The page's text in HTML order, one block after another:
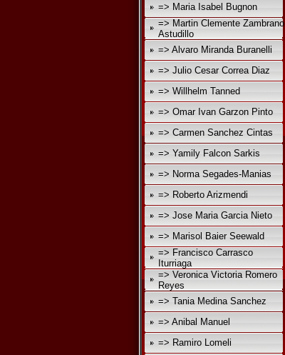
=> Maria Isabel Bugnon
=> Martin Clemente Zambrano
Astudillo
=> Alvaro Miranda Buranelli
=> Julio Cesar Correa Diaz
=> Willhelm Tanned
=> Omar Ivan Garzon Pinto
=> Carmen Sanchez Cintas
=> Yamily Falcon Sarkis
=> Norma Segades-Manias
=> Roberto Arizmendi
=> Jose Maria Garcia Nieto
=> Marisol Baier Seewald
=> Francisco Carrasco
Iturriaga
=> Veronica Victoria Romero
Reyes
=> Tania Medina Sanchez
=> Anibal Manuel
=> Ramiro Lomeli